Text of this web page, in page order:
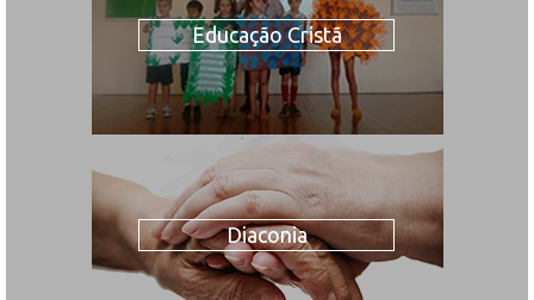
Educação Cristã
Diaconia